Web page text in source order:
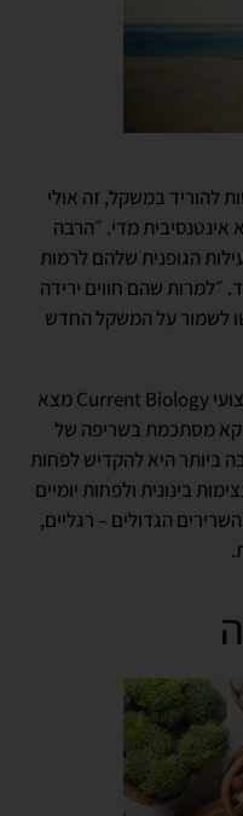
להוריד במשקל, זה אולי
אינטנסיבית מדי. ״הרבה
הגופנית שלהם לרמות
״למרות שהם חווים ירידה
לשמור על המשקל החדש
ואכן, מחקר שפורסם בכתב העת המקצועי Current Biology מצא
מסתכמת בשריפה של
ביותר היא להקדיש לפחות
בינונית ולפחות יומיים
הגדולים – רגליים,